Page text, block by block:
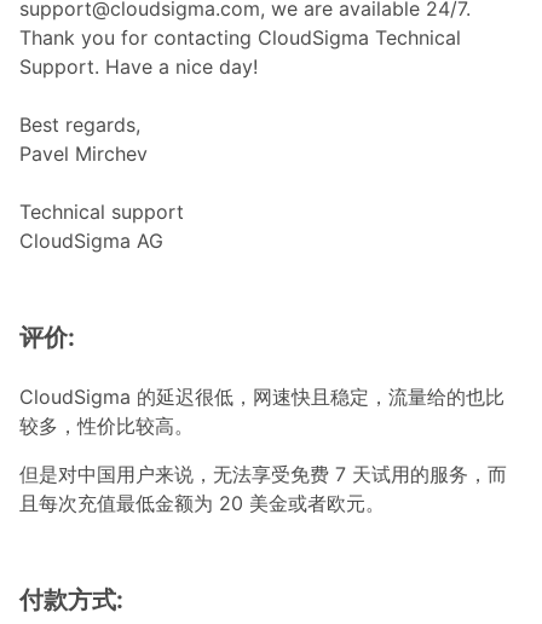
support@cloudsigma.com, we are available 24/7.
Thank you for contacting CloudSigma Technical
Support. Have a nice day!
Best regards,
Pavel Mirchev
Technical support
CloudSigma AG
评价:
CloudSigma 的延迟很低，网速快且稳定，流量给的也比
较多，性价比较高。
但是对中国用户来说，无法享受免费 7 天试用的服务，而
且每次充值最低金额为 20 美金或者欧元。
付款方式: